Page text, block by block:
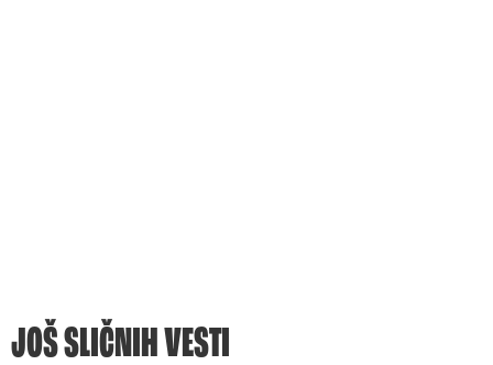
JOŠ SLIČNIH VESTI